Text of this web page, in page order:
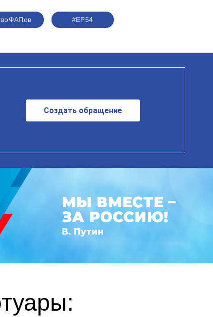
#ЕР54
Создать обращение